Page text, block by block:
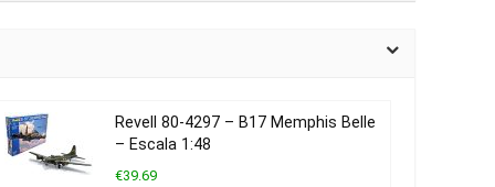
Revell 80-4297 – B17 Memphis Belle
– Escala 1:48
€39.69